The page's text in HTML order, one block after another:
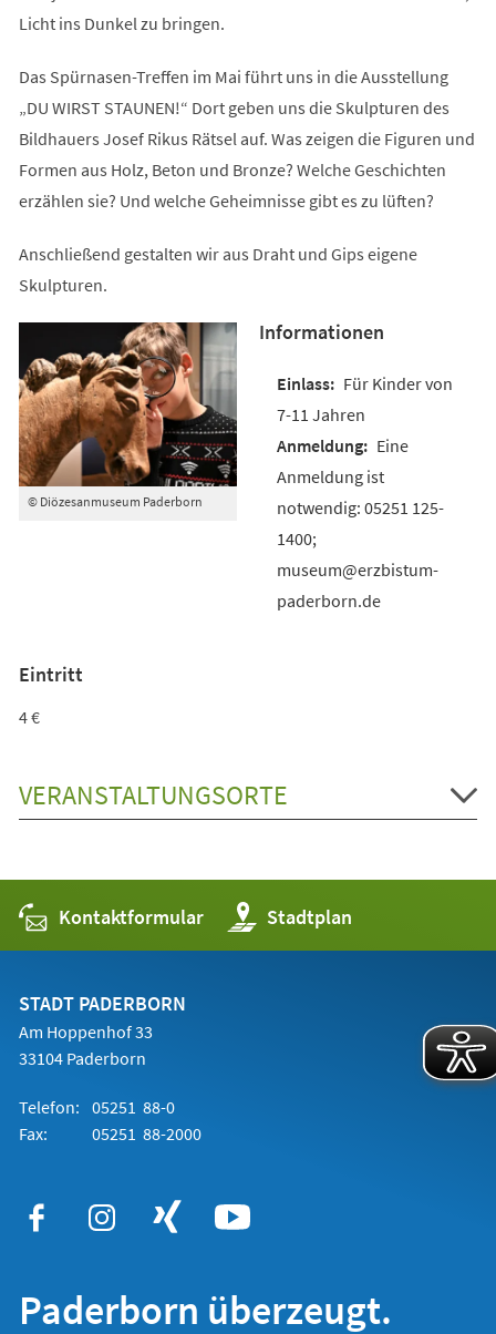
Licht ins Dunkel zu bringen.
Das Spürnasen-Treffen im Mai führt uns in die Ausstellung
„DU WIRST STAUNEN!“ Dort geben uns die Skulpturen des
Bildhauers Josef Rikus Rätsel auf. Was zeigen die Figuren und
Formen aus Holz, Beton und Bronze? Welche Geschichten
erzählen sie? Und welche Geheimnisse gibt es zu lüften?
Anschließend gestalten wir aus Draht und Gips eigene
Skulpturen.
© Diözesanmuseum Paderborn
Informationen
Für Kinder von
7-11 Jahren
Eine
Anmeldung ist
notwendig: 05251 125-
1400;
museum@erzbistum-
paderborn.de
Eintritt
4 €
VERANSTALTUNGSORTE
Kontaktformular Stadtplan
(Öffnet
in
einem
STADT PADERBORN
Am Hoppenhof 33
33104 Paderborn
Telefon: 05251 88-0
Fax:
05251 88-2000
Paderborn überzeugt.